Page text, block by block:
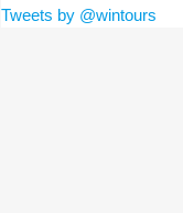
Tweets by @wintours